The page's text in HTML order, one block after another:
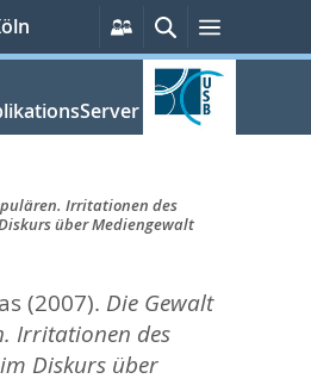
Persönliche
Services
SucheMenü
Irritationen des
über Mediengewalt
(2007). Die Gewalt
Irritationen des
Diskurs über